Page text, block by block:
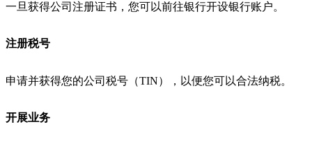
一旦获得公司注册证书，您可以前往银行开设银行账户。
注册税号
申请并获得您的公司税号（TIN），以便您可以合法纳税。
开展业务